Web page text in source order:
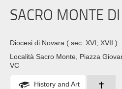
SACRO MONTE
Diocesi di Novara ( sec. XVI; XVII )
Località Sacro Monte, Piazza
VC
History and Art